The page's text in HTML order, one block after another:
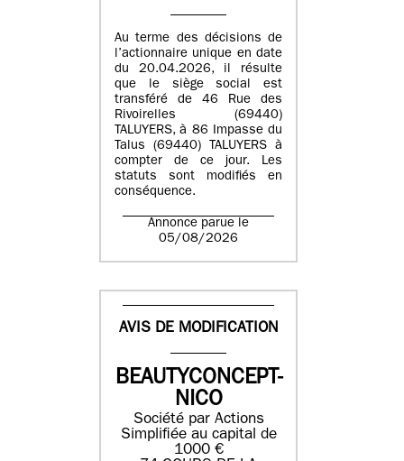
Au terme des décisions de
l’actionnaire unique en date
du 20.04.2026, il résulte
que le siège social est
transféré de 46 Rue des
Rivoirelles (69440)
TALUYERS, à 86 Impasse du
Talus (69440) TALUYERS à
compter de ce jour. Les
statuts sont modifiés en
conséquence.
Annonce parue le
05/08/2026
AVIS DE MODIFICATION
BEAUTYCONCEPT-
NICO
Société par Actions
Simplifiée au capital de
1000 €